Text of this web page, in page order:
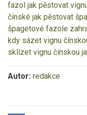
fazol jak pěstovat
čínské jak pěstovat
špagetové fazole
kdy sázet vignu
sklízet vignu čínskou
Autor: redakce